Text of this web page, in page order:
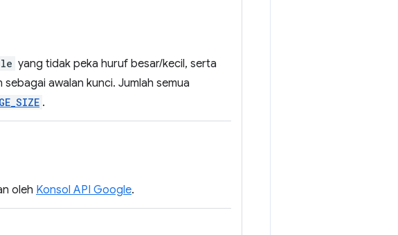
yang tidak peka huruf besar/kecil, serta
awalan kunci. Jumlah semua
.
oleh Konsol API Google.